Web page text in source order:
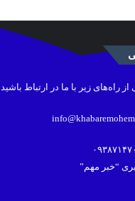
از راه‌های زیر با ما در ارتباط باشید
“خبر مهم”